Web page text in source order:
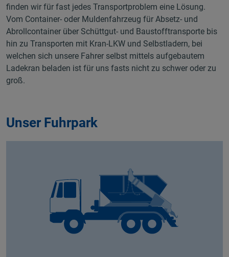
finden wir für fast jedes Transportproblem eine Lösung.
Vom Container- oder Muldenfahrzeug für Absetz- und
Abrollcontainer über Schüttgut- und Baustofftransporte bis
hin zu Transporten mit Kran-LKW und Selbstladern, bei
welchen sich unsere Fahrer selbst mittels aufgebautem
Ladekran beladen ist für uns fasts nicht zu schwer oder zu
groß.
Unser Fuhrpark